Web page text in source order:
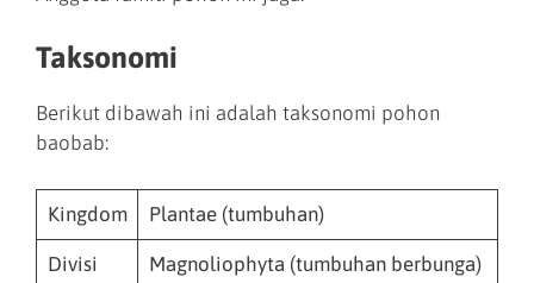
Taksonomi
Berikut dibawah ini adalah taksonomi pohon
baobab:
Kingdom Plantae (tumbuhan)
Divisi Magnoliophyta (tumbuhan berbunga)